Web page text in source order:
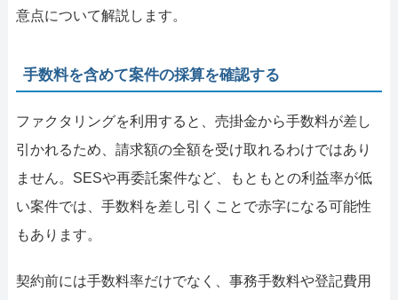
意点について解説します。
手数料を含めて案件の採算を確認する
ファクタリングを利用すると、売掛金から手数料が差し
引かれるため、請求額の全額を受け取れるわけではあり
ません。SESや再委託案件など、もともとの利益率が低
い案件では、手数料を差し引くことで赤字になる可能性
もあります。
契約前には手数料率だけでなく、事務手数料や登記費用